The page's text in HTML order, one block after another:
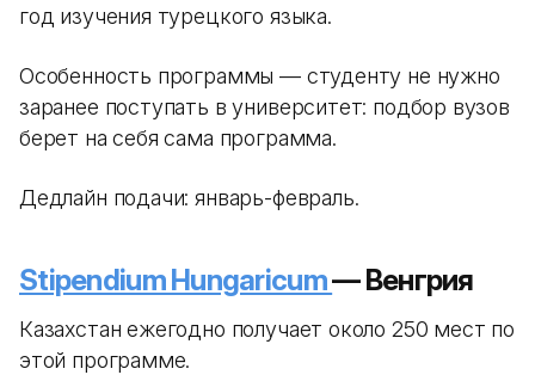
год изучения турецкого языка.
Особенность программы — студенту не нужно
заранее поступать в университет: подбор вузов
берет на себя сама программа.
Дедлайн подачи: январь-февраль.
Stipendium Hungaricum— Венгрия
Казахстан ежегодно получает около 250 мест по
этой программе.